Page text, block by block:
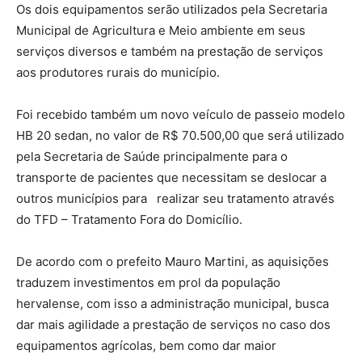
Os dois equipamentos serão utilizados pela Secretaria
Municipal de Agricultura e Meio ambiente em seus
serviços diversos e também na prestação de serviços
aos produtores rurais do município.
Foi recebido também um novo veículo de passeio modelo
HB 20 sedan, no valor de R$ 70.500,00 que será utilizado
pela Secretaria de Saúde principalmente para o
transporte de pacientes que necessitam se deslocar a
outros municípios para realizar seu tratamento através
do TFD – Tratamento Fora do Domicílio.
De acordo com o prefeito Mauro Martini, as aquisições
traduzem investimentos em prol da população
hervalense, com isso a administração municipal, busca
dar mais agilidade a prestação de serviços no caso dos
equipamentos agrícolas, bem como dar maior